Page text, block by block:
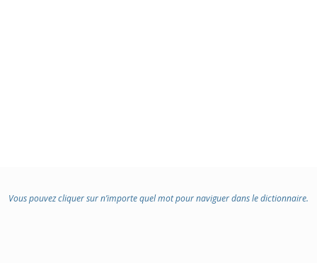
Vous pouvez cliquer sur n’importe quel mot pour naviguer dans le dictionnaire.